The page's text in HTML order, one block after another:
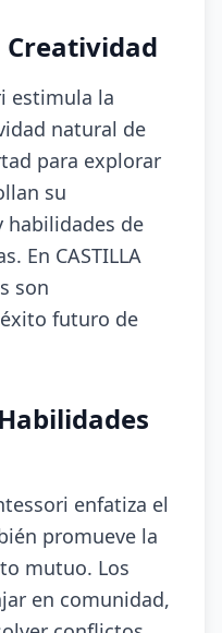
Creatividad
estimula la
natural de
para explorar
su
habilidades de
En CASTILLA
son
futuro de
enfatiza el
promueve la
mutuo. Los
en comunidad,